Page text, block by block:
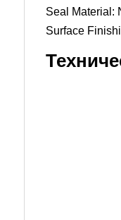
Seal Material:
Surface